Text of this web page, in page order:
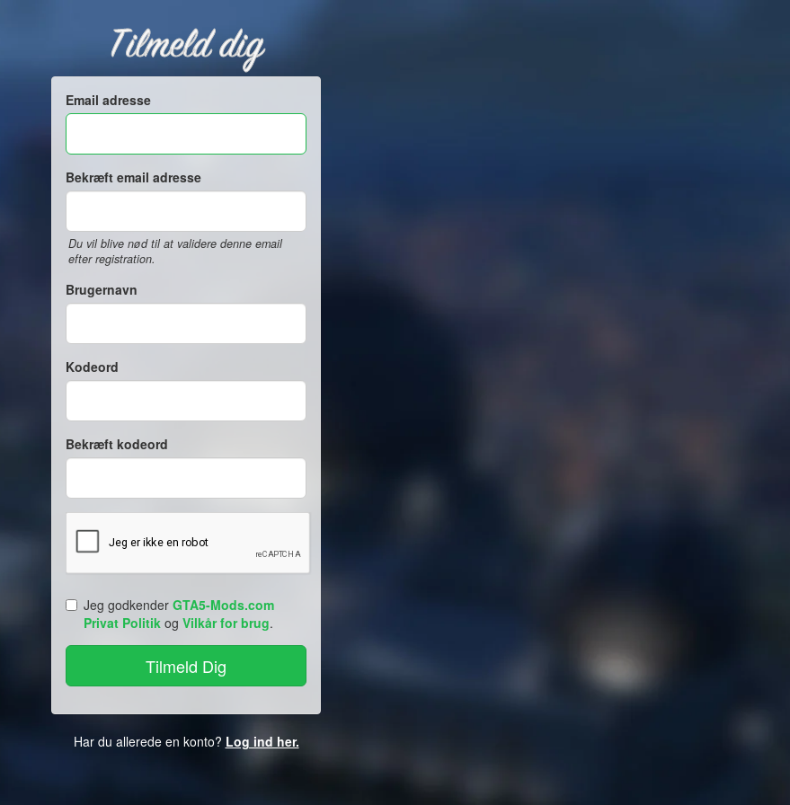
Tilmeld dig
Email adresse
Bekræft email adresse
Du vil blive nød til at validere denne email
efter registration.
Brugernavn
Kodeord
Bekræft kodeord
Jeg godkender GTA5-Mods.com
Privat Politik og Vilkår for brug.
Har du allerede en konto? Log ind her.